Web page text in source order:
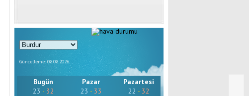
Güncelleme: 08.08.2026
Bugün
23 - 32
Pazar
23 - 33
Pazartesi
22 - 32